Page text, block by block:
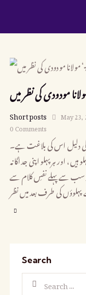
مودودی کی نظر میں
Short posts May 23,
0Comments
دلیل اس کی بلاغت ہے۔
اور ہر پہلو اپنی جداگانہ
سب سے پہلے نفسِ کلام سے
Search